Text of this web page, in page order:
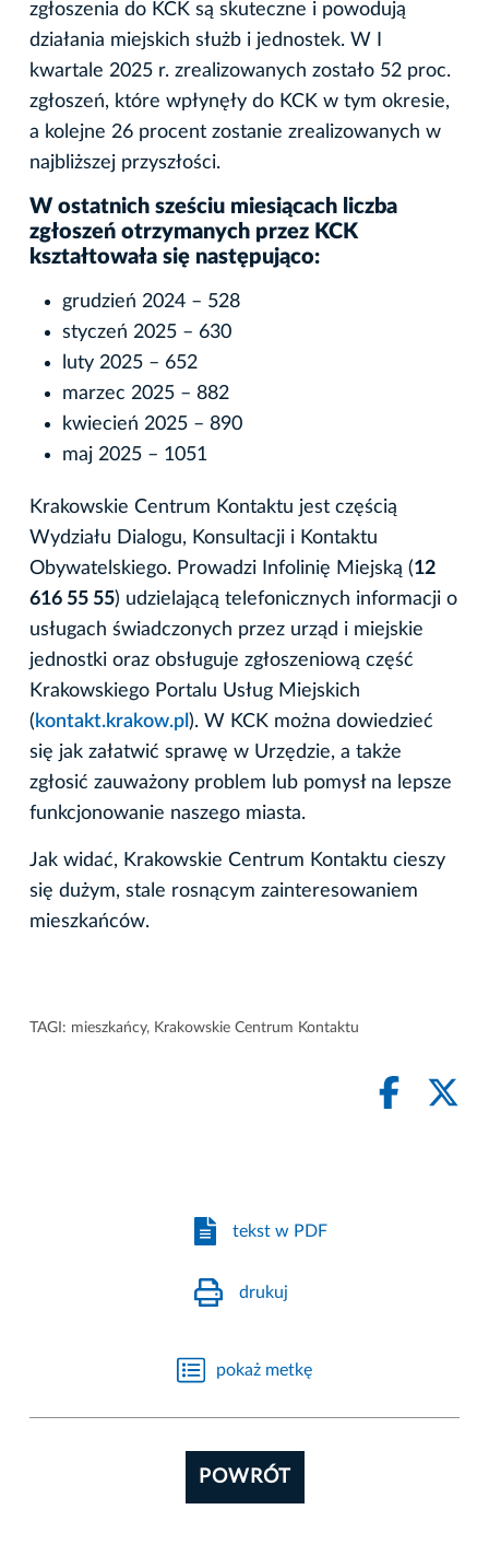
zgłoszenia do KCK są skuteczne i powodują
działania miejskich służb i jednostek. W I
kwartale 2025 r. zrealizowanych zostało 52 proc.
zgłoszeń, które wpłynęły do KCK w tym okresie,
a kolejne 26 procent zostanie zrealizowanych w
najbliższej przyszłości.
W ostatnich sześciu miesiącach liczba
zgłoszeń otrzymanych przez KCK
kształtowała się następująco:
grudzień 2024 – 528
styczeń 2025 – 630
luty 2025 – 652
marzec 2025 – 882
kwiecień 2025 – 890
maj 2025 – 1051
Krakowskie Centrum Kontaktu jest częścią
Wydziału Dialogu, Konsultacji i Kontaktu
Obywatelskiego. Prowadzi Infolinię Miejską (12
616 55 55) udzielającą telefonicznych informacji o
usługach świadczonych przez urząd i miejskie
jednostki oraz obsługuje zgłoszeniową część
Krakowskiego Portalu Usług Miejskich
( kontakt.krakow.pl ). W KCK można dowiedzieć
się jak załatwić sprawę w Urzędzie, a także
zgłosić zauważony problem lub pomysł na lepsze
funkcjonowanie naszego miasta.
Jak widać, Krakowskie Centrum Kontaktu cieszy
się dużym, stale rosnącym zainteresowaniem
mieszkańców.
TAGI: mieszkańcy, Krakowskie Centrum Kontaktu
tekst w PDF
drukuj
pokaż metkę
POWRÓT